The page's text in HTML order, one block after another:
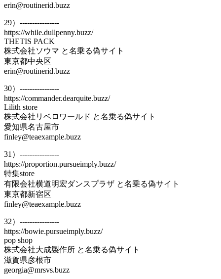
erin@routinerid.buzz
29）----------------
https://while.dullpenny.buzz/
THETIS PACK
株式会社ソウマ と名乗る偽サイト
東京都中央区
erin@routinerid.buzz
30）----------------
https://commander.dearquite.buzz/
Lilith store
株式会社リベロワールド と名乗る偽サイト
愛知県名古屋市
finley@teaexample.buzz
31）----------------
https://proportion.pursueimply.buzz/
特集store
有限会社横道明宏ダンスプラザ と名乗る偽サイト
東京都新宿区
finley@teaexample.buzz
32）----------------
https://bowie.pursueimply.buzz/
pop shop
株式会社大成製作所 と名乗る偽サイト
滋賀県彦根市
georgia@mrsvs.buzz